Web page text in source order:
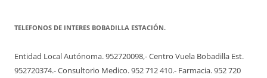
TELEFONOS DE INTERES BOBADILLA ESTACIÓN.
Entidad Local Autónoma. 952720098,- Centro Vuela Bobadilla Est.
952720374.- Consultorio Medico. 952 712 410.- Farmacia. 952 720